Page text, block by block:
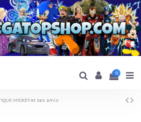
0
MICKEY et ses amis